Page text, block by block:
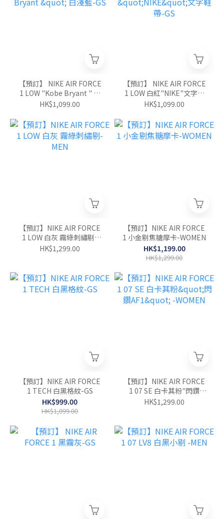
【預訂】 NIKE AIR FORCE
1 LOW "Kobe Bryant " 白
淺藍-GS
HK$1,099.00
【預訂】 NIKE AIR FORCE
1 LOW 白紅"NIKE"文字鞋
帶-GS
HK$1,099.00
【預訂】NIKE AIR FORCE
1 LOW 白灰 霧綠刺繡剔-
MEN
HK$1,299.00
【預訂】NIKE AIR FORCE
1 小金剔焦糖摩卡-WOMEN
HK$1,199.00
HK$1,299.00
【預訂】NIKE AIR FORCE
1 TECH 白黑格紋-GS
HK$999.00
HK$1,099.00
【預訂】NIKE AIR FORCE
1 07 SE 白卡其粉"閃鑽
AF1" -WOMEN
HK$1,299.00